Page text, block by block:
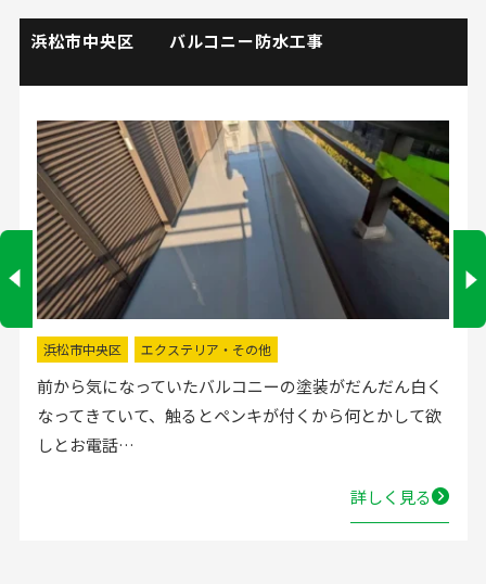
掛川市 流し台水栓取替工事
掛川市 水回りリフォーム
流し台の水栓が壊れたので直してほしいと弊社にお電話
いただきました。確認した所、水栓の吐水が落ちたよう
で取替する…
詳しく見る